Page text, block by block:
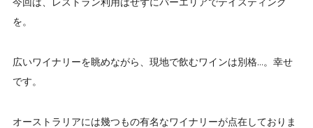
を。
広いワイナリーを眺めながら、現地で飲むワインは別格…。幸せ
です。
オーストラリアには幾つもの有名なワイナリーが点在しておりま